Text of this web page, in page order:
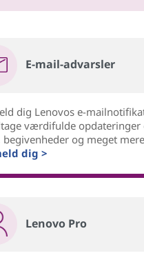
E-mail-advarsler
dig Lenovos e-
værdifulde opdateringer
begivenheder og meget
dig >
Lenovo Pro